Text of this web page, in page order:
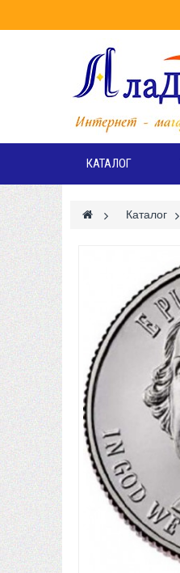
КАТАЛОГ
> Каталог >